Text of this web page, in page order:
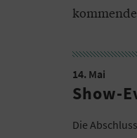
14. Mai
Show-
Die